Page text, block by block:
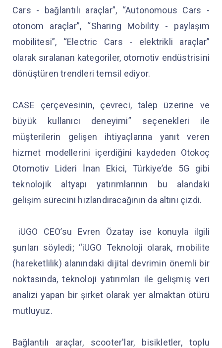
Cars - bağlantılı araçlar”, “Autonomous Cars -
otonom araçlar”, “Sharing Mobility - paylaşım
mobilitesi”, “Electric Cars - elektrikli araçlar”
olarak sıralanan kategoriler, otomotiv endüstrisini
dönüştüren trendleri temsil ediyor.
CASE çerçevesinin, çevreci, talep üzerine ve
büyük kullanıcı deneyimi” seçenekleri ile
müşterilerin gelişen ihtiyaçlarına yanıt veren
hizmet modellerini içerdiğini kaydeden Otokoç
Otomotiv Lideri İnan Ekici, Türkiye’de 5G gibi
teknolojik altyapı yatırımlarının bu alandaki
gelişim sürecini hızlandıracağının da altını çizdi.
iUGO CEO’su Evren Özatay ise konuyla ilgili
şunları söyledi; “iUGO Teknoloji olarak, mobilite
(hareketlilik) alanındaki dijital devrimin önemli bir
noktasında, teknoloji yatırımları ile gelişmiş veri
analizi yapan bir şirket olarak yer almaktan ötürü
mutluyuz.
Bağlantılı araçlar, scooter'lar, bisikletler, toplu